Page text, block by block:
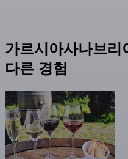
가르시아사나브
다른 경험